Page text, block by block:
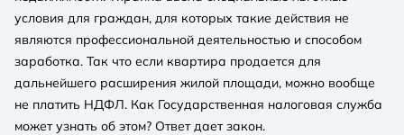
условия для граждан, для которых такие действия не
являются профессиональной деятельностью и способом
заработка. Так что если квартира продается для
дальнейшего расширения жилой площади, можно вообще
не платить НДФЛ. Как Государственная налоговая служба
может узнать об этом? Ответ дает закон.